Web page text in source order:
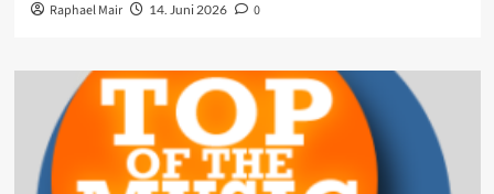
Raphael Mair 14. Juni 2026 0